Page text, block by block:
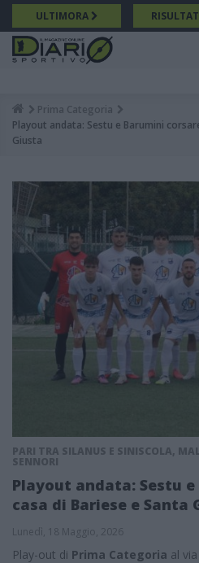
Salta
al
contenuto
principale
ULTIMORA
Breadcrumb
Prima Categoria
Playout andata: Sestu e Barumini
Giusta
PARI TRA SILANUS E SINISCOLA,
SENNORI
Playout andata: Sestu
casa di Bariese e Santa
Lunedì, 18 Maggio, 2026
Play-out di Prima Categoria al